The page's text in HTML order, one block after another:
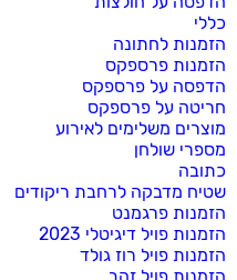
כללי
הזמנות לחתונה
הזמנות פרספקס
הדפסה על פרספקס
חריטה על פרספקס
מוצרים משלימים לאירוע
מספרי שולחן
כתובה
שטיח מדבקה לרחבת ריקודים
הזמנות פרגמנט
הזמנות פויל דיגיטלי 2023
הזמנות פויל רוז גולד